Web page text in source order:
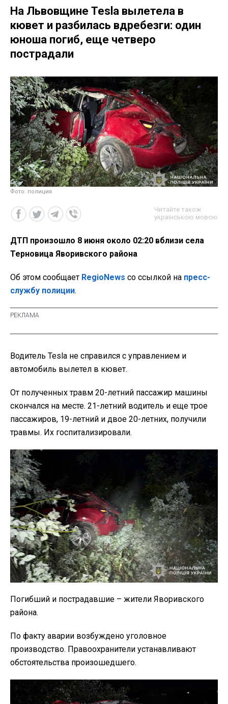
На Львовщине Tesla вылетела в
кювет и разбилась вдребезги: один
юноша погиб, еще четверо
пострадали
Фото: полиция
Читайте також
українською мовою
ДТП произошло 8 июня около 02:20 вблизи села
Терновица Яворивского района
Об этом сообщает RegioNews со ссылкой на пресс-
службу полиции.
Водитель Tesla не справился с управлением и
автомобиль вылетел в кювет.
От полученных травм 20-летний пассажир машины
скончался на месте. 21-летний водитель и еще трое
пассажиров, 19-летний и двое 20-летних, получили
травмы. Их госпитализировали.
Погибший и пострадавшие – жители Яворивского
района.
По факту аварии возбуждено уголовное
производство. Правоохранители устанавливают
обстоятельства произошедшего.